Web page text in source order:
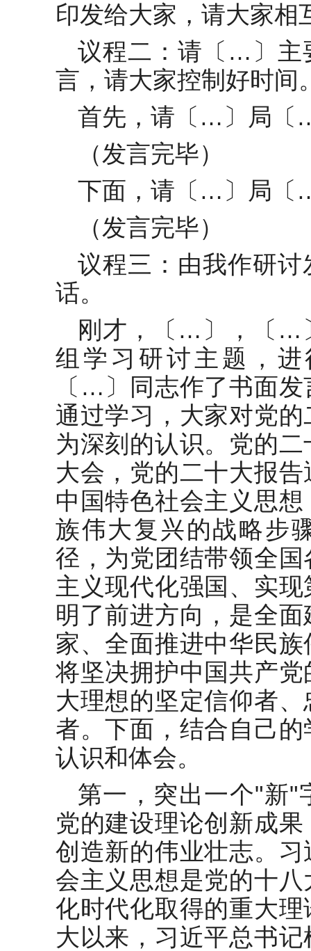
印发给大家，请大家相
议程二：请〔…〕主
言，请大家控制好时间
首先，请〔…〕局〔
（发言完毕）
下面，请〔…〕局〔
（发言完毕）
议程三：由我作研
话。
刚才，〔…〕，〔…
组学习研讨主题，
〔…〕同志作了书面
通过学习，大家对党
为深刻的认识。党的
大会，党的二十大报
中国特色社会主义思
族伟大复兴的战略步
径，为党团结带领全
主义现代化强国、实
明了前进方向，是全
家、全面推进中华民
将坚决拥护中国共产
大理想的坚定信仰者
者。下面，结合自己
认识和体会。
第一，突出一个"新"
党的建设理论创新成
创造新的伟业壮志。
会主义思想是党的十
化时代化取得的重大
大以来，习近平总书